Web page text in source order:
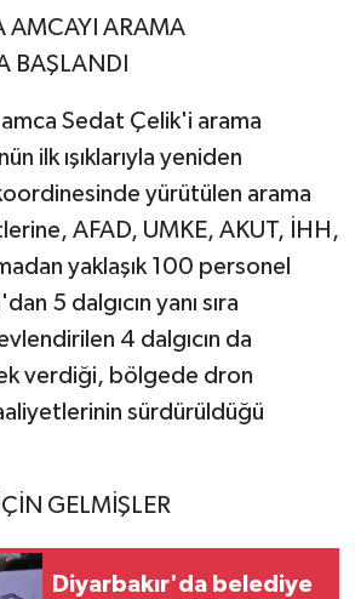
AMCAYI ARAMA
BAŞLANDI
Sedat Çelik'i arama
ilk ışıklarıyla yeniden
yürütülen arama
AFAD, UMKE, AKUT, İHH,
yaklaşık 100 personel
5 dalgıcın yanı sıra
4 dalgıcın da
verdiği, bölgede dron
sürdürüldüğü
GELMİŞLER
Diyarbakır'da belediye